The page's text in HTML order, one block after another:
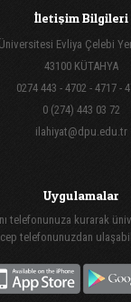
İletişim Bilgileri
Evliya Çelebi
43100 KÜTAHYA
0274 443 - 4702 - 4717 -
0 (274) 443 03 72
ilahiyat@dpu.edu.tr
Uygulamalar
telefonunuza kurarak
cep telefonunuzdan